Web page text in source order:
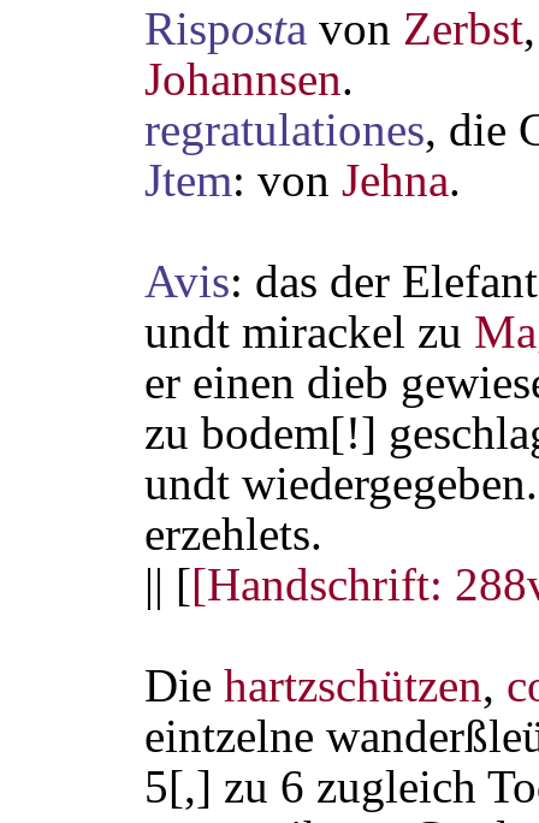
Risposta von Zerbst
Johannsen.
regratulationes, die
Jtem: von Jehna.
Avis: das der
undt mirackel zu
er einen dieb
zu bodem[!]
undt
erzehlets.
|| [[Handschrift:
Die hartzschützen,
eintzelne
5[,] zu 6 zugleich